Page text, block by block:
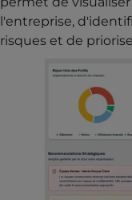
l'entreprise,
risques et de